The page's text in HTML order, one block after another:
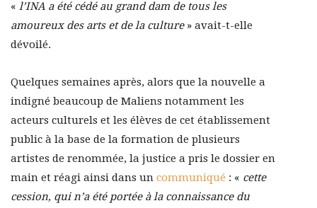
« l’INA a été cédé au grand dam de tous les
amoureux des arts et de la culture» avait-t-elle
dévoilé.
Quelques semaines après, alors que la nouvelle a
indigné beaucoup de Maliens notamment les
acteurs culturels et les élèves de cet établissement
public à la base de la formation de plusieurs
artistes de renommée, la justice a pris le dossier en
main et réagi ainsi dans un communiqué : « cette
cession, qui n’a été portée à la connaissance du